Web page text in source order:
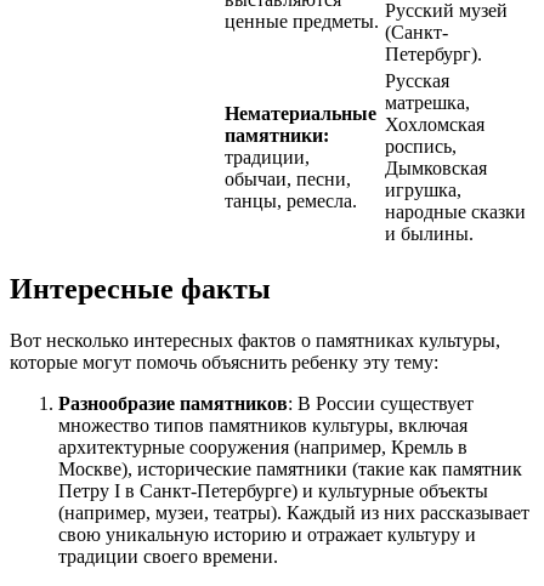
ценные предметы.
Русский музей
(Санкт-
Петербург).
Нематериальные
памятники:
традиции,
обычаи, песни,
танцы, ремесла.
Русская
матрешка,
Хохломская
роспись,
Дымковская
игрушка,
народные сказки
и былины.
Интересные факты
Вот несколько интересных фактов о памятниках культуры,
которые могут помочь объяснить ребенку эту тему:
Разнообразие памятников: В России существует
множество типов памятников культуры, включая
архитектурные сооружения (например, Кремль в
Москве), исторические памятники (такие как памятник
Петру I в Санкт-Петербурге) и культурные объекты
(например, музеи, театры). Каждый из них рассказывает
свою уникальную историю и отражает культуру и
традиции своего времени.